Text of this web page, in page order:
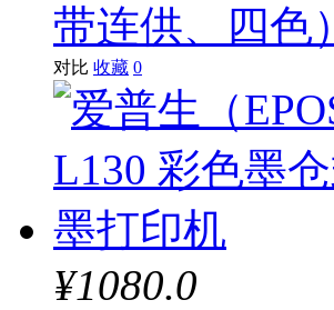
带连供、四色）
对比 收藏 0
¥1080.0